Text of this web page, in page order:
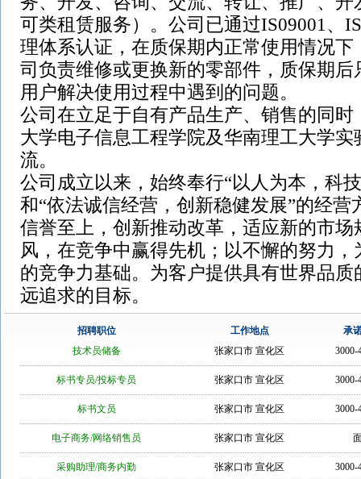
可类租赁服务）。公司已通过IS09001、
理体系认证，在质保期内正常使用情况
司负责维修或更换新的零部件，质保期
用户解决使用过程中遇到的问题。
公司在立足于自有产品生产、销售的同
大学电子信息工程学院及华南理工大学
流。
公司成立以来，始终奉行“以人为本，科
和“依法诚信经营，创新稳健发展”的经营
信誉至上，创新推动改革，适应新的市
风，在竞争中赢得先机；以不懈的努力
的竞争力基础。为客户提供具有世界品
远追求的目标。
招聘职位 工作地点
承
技术员储备
张家口市 宣化区 3000-
标书专员/投标专员 张家口市 宣化区 3000-
标书文员 张家口市 宣化区 3000-
电子商务/网络销售员 张家口市 宣化区
采购助理/商务内勤 张家口市 宣化区 3000-